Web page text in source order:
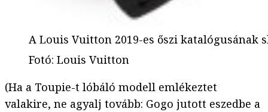
A Louis Vuitton 2019-es őszi katalógusának
Fotó: Louis Vuitton
(Ha a Toupie-t lóbáló modell emlékeztet
valakire, ne agyalj tovább: Gogo jutott eszedbe a